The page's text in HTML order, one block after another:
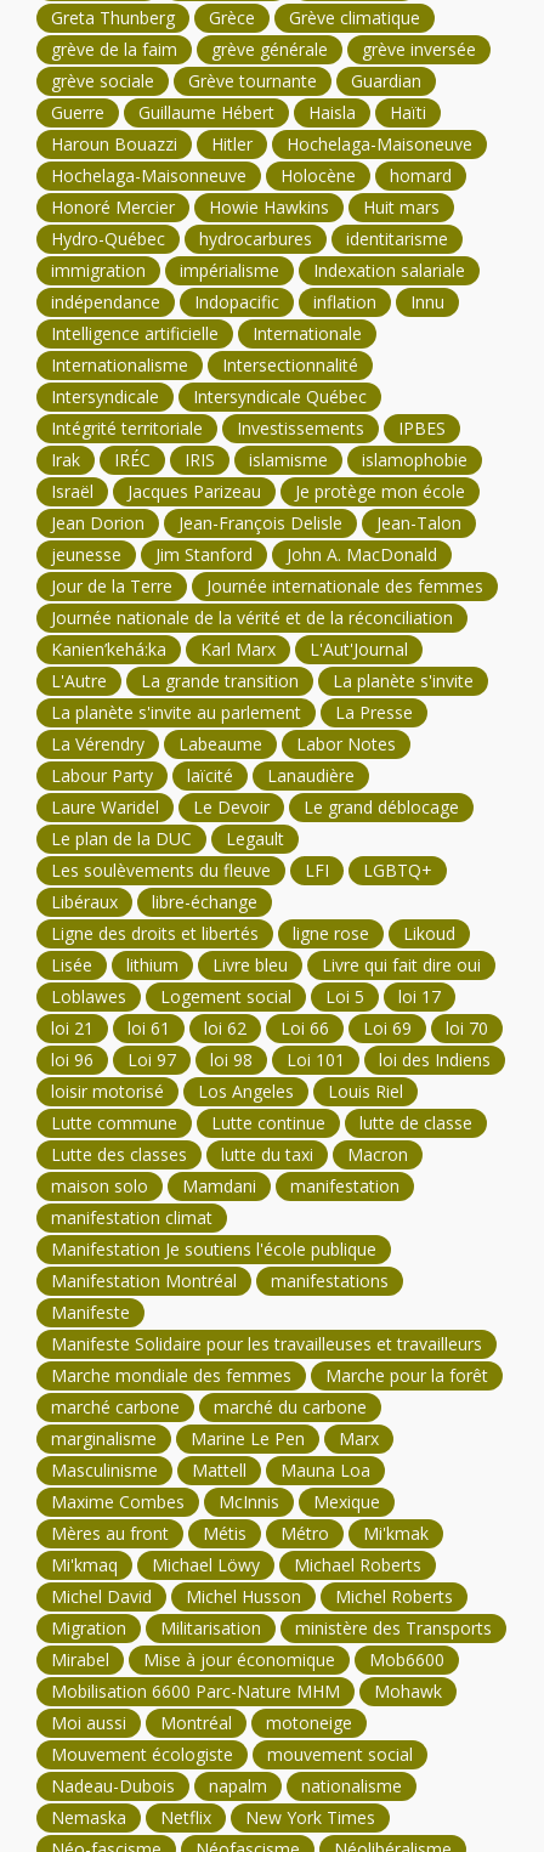
Greta Thunberg
Grèce
Grève climatique
grève de la faim
grève générale
grève inversée
grève sociale
Grève tournante
Guardian
Guerre
Guillaume Hébert Haisla
Haïti
Haroun Bouazzi
Hitler
Hochelaga-Maisoneuve
Hochelaga-Maisonneuve
Holocène
homard
Honoré Mercier
Howie Hawkins
Huit mars
Hydro-Québec
hydrocarbures
identitarisme
immigration
impérialisme
Indexation salariale
indépendance
Indopacific inflation
Innu
Intelligence artificielle
Internationale
Internationalisme
Intersectionnalité
Intersyndicale
Intersyndicale Québec
Intégrité territoriale
Investissements
IPBES
Irak
IRÉC IRIS islamisme
islamophobie
Israël
Jacques Parizeau
Je protège mon école
Jean Dorion
Jean-François Delisle
Jean-Talon
jeunesse
Jim Stanford
John A. MacDonald
Jour de la Terre
Journée internationale des femmes
Journée nationale de la vérité et de la réconciliation
Kanien’kehá:ka
Karl Marx
L'Aut'Journal
L'Autre
La grande transition
La planète s'invite
La planète s'invite au parlement
La Presse
La Vérendry
Labeaume
Labor Notes
Labour Party
laïcité
Lanaudière
Laure Waridel
Le Devoir
Le grand déblocage
Le plan de la DUC
Legault
Les soulèvements du fleuve
LFI
LGBTQ+
Libéraux
libre-échange
Ligne des droits et libertés
ligne rose
Likoud
Lisée
lithium Livre bleu
Livre qui fait dire oui
Loblawes
Logement social Loi 5
loi 17
loi 21
loi 61 loi 62 Loi 66 Loi 69
loi 70
loi 96
Loi 97 loi 98 Loi 101
loi des Indiens
loisir motorisé
Los Angeles
Louis Riel
Lutte commune
Lutte continue
lutte de classe
Lutte des classes
lutte du taxi
Macron
maison solo
Mamdani
manifestation
manifestation climat
Manifestation Je soutiens l'école publique
Manifestation Montréal
manifestations
Manifeste
Manifeste Solidaire pour les travailleuses et travailleurs
Marche mondiale des femmes
Marche pour la forêt
marché carbone
marché du carbone
marginalisme
Marine Le Pen
Marx
Masculinisme
Mattell
Mauna Loa
Maxime Combes
McInnis
Mexique
Mères au front
Métis Métro
Mi'kmak
Mi'kmaq
Michael Löwy
Michael Roberts
Michel David
Michel Husson
Michel Roberts
Migration
Militarisation
ministère des Transports
Mirabel
Mise à jour économique
Mob6600
Mobilisation 6600 Parc-Nature MHM
Mohawk
Moi aussi
Montréal
motoneige
Mouvement écologiste
mouvement social
Nadeau-Dubois
napalm
nationalisme
Nemaska
Netflix
New York Times